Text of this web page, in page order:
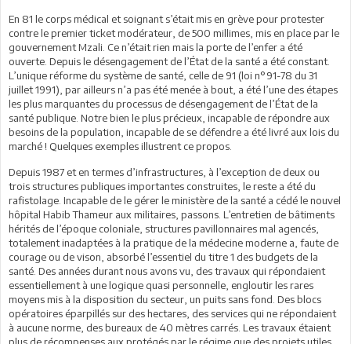
En 81 le corps médical et soignant s’était mis en grève pour protester
contre le premier ticket modérateur, de 500 millimes, mis en place par le
gouvernement Mzali. Ce n’était rien mais la porte de l’enfer a été
ouverte. Depuis le désengagement de l’État de la santé a été constant.
L’unique réforme du système de santé, celle de 91 (loi n°91-78 du 31
juillet 1991), par ailleurs n’a pas été menée à bout, a été l’une des étapes
les plus marquantes du processus de désengagement de l’État de la
santé publique. Notre bien le plus précieux, incapable de répondre aux
besoins de la population, incapable de se défendre a été livré aux lois du
marché ! Quelques exemples illustrent ce propos.
Depuis 1987 et en termes d’infrastructures, à l’exception de deux ou
trois structures publiques importantes construites, le reste a été du
rafistolage. Incapable de le gérer le ministère de la santé a cédé le nouvel
hôpital Habib Thameur aux militaires, passons. L’entretien de bâtiments
hérités de l’époque coloniale, structures pavillonnaires mal agencés,
totalement inadaptées à la pratique de la médecine moderne a, faute de
courage ou de vison, absorbé l’essentiel du titre 1 des budgets de la
santé. Des années durant nous avons vu, des travaux qui répondaient
essentiellement à une logique quasi personnelle, engloutir les rares
moyens mis à la disposition du secteur, un puits sans fond. Des blocs
opératoires éparpillés sur des hectares, des services qui ne répondaient
à aucune norme, des bureaux de 40 mètres carrés. Les travaux étaient